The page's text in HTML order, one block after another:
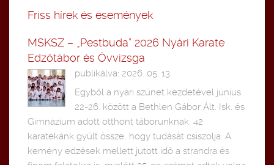
Friss hírek és események
MSKSZ – „Pestbuda” 2026 Nyári Karate
Edzőtábor és Övvizsga
publikálva: 2026. 05. 13.
Egyből a nyári szünet kezdetével június
22-26. között a Bethlen Gábor Ált. Isk. és
Gimnázium adott otthont táborunknak. 42
karatékánk gyűlt össze, hogy tudását csiszolja. A
kemény edzések mellett jutott idő a strandra és